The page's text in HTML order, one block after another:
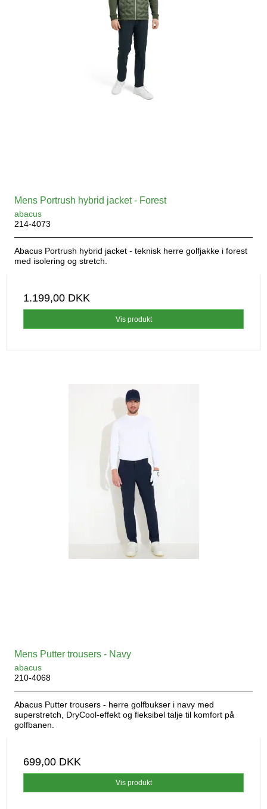
Mens Portrush hybrid jacket - Forest
abacus
214-4073
Abacus Portrush hybrid jacket - teknisk herre golfjakke i forest
med isolering og stretch.
1.199,00 DKK
Vis produkt
Mens Putter trousers - Navy
abacus
210-4068
Abacus Putter trousers - herre golfbukser i navy med
superstretch, DryCool-effekt og fleksibel talje til komfort på
golfbanen.
699,00 DKK
Vis produkt